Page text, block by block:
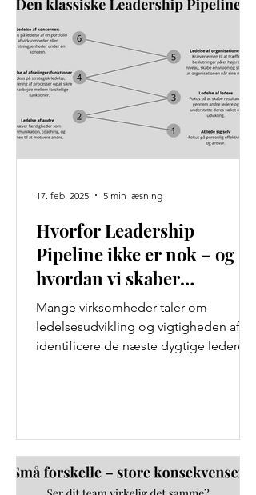
Hvorfor Leadership
Pipeline ikke er nok – og
hvordan vi skaber
fremtidens
ledelsesudvikling.
Mange virksomheder taler om
ledelsesudvikling og vigtigheden af at
identificere de næste dygtige ledere,
17. feb. 2025 5 min læsning